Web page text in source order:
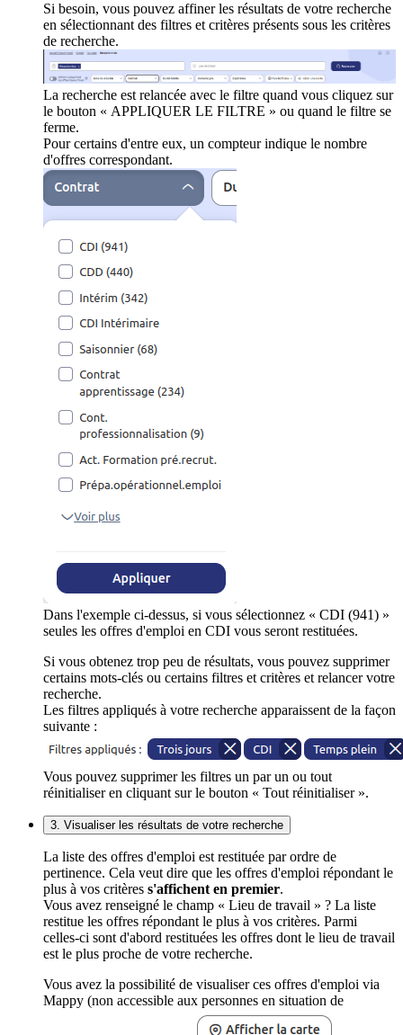
Si besoin, vous pouvez affiner les résultats de votre recherche
en sélectionnant des filtres et critères présents sous les critères
de recherche.
La recherche est relancée avec le filtre quand vous cliquez sur
le bouton « APPLIQUER LE FILTRE » ou quand le filtre se
ferme.
Pour certains d'entre eux, un compteur indique le nombre
d'offres correspondant.
Dans l'exemple ci-dessus, si vous sélectionnez « CDI (941) »
seules les offres d'emploi en CDI vous seront restituées.
Si vous obtenez trop peu de résultats, vous pouvez supprimer
certains mots-clés ou certains filtres et critères et relancer votre
recherche.
Les filtres appliqués à votre recherche apparaissent de la façon
suivante :
Vous pouvez supprimer les filtres un par un ou tout
réinitialiser en cliquant sur le bouton « Tout réinitialiser ».
3. Visualiser les résultats de votre recherche
La liste des offres d'emploi est restituée par ordre de
pertinence. Cela veut dire que les offres d'emploi répondant le
plus à vos critères s'affichent en premier.
Vous avez renseigné le champ « Lieu de travail » ? La liste
restitue les offres répondant le plus à vos critères. Parmi
celles-ci sont d'abord restituées les offres dont le lieu de travail
est le plus proche de votre recherche.
Vous avez la possibilité de visualiser ces offres d'emploi via
Mappy (non accessible aux personnes en situation de